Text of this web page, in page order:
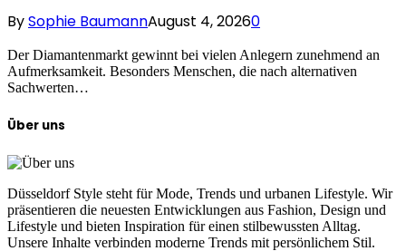
BySophie BaumannAugust 4, 20260
Der Diamantenmarkt gewinnt bei vielen Anlegern zunehmend an
Aufmerksamkeit. Besonders Menschen, die nach alternativen
Sachwerten…
Über uns
Düsseldorf Style steht für Mode, Trends und urbanen Lifestyle. Wir
präsentieren die neuesten Entwicklungen aus Fashion, Design und
Lifestyle und bieten Inspiration für einen stilbewussten Alltag.
Unsere Inhalte verbinden moderne Trends mit persönlichem Stil.